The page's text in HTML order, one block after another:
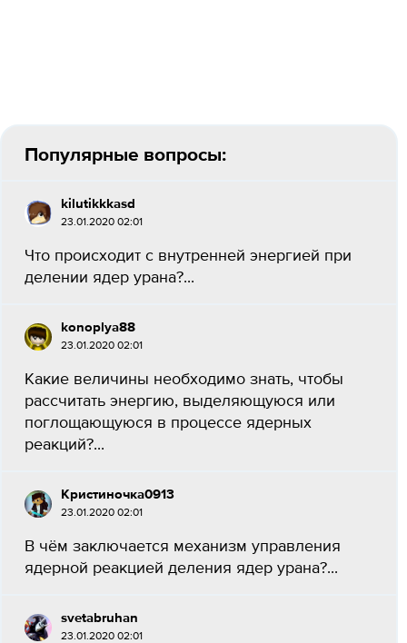
Популярные вопросы:
kilutikkkasd
23.01.2020 02:01
Что происходит с внутренней энергией при
делении ядер урана?...
konoplya88
23.01.2020 02:01
Какие величины необходимо знать, чтобы
рассчитать энергию, выделяющуюся или
поглощающуюся в процессе ядерных
реакций?...
Кристиночка0913
23.01.2020 02:01
В чём заключается механизм управления
ядерной реакцией деления ядер урана?...
svetabruhan
23.01.2020 02:01